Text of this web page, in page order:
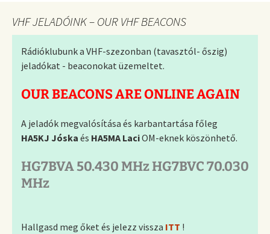
VHF JELADÓINK – OUR VHF BEACONS
Rádióklubunk a VHF-szezonban (tavasztól- őszig)
jeladókat - beaconokat üzemeltet.
OUR BEACONS ARE ONLINE AGAIN
A jeladók megvalósítása és karbantartása főleg
HA5KJ Jóska és HA5MA LaciOM-eknek köszönhető.
HG7BVA 50.430 MHz HG7BVC 70.030
MHz
Hallgasd meg őket és jelezz vissza ITT !